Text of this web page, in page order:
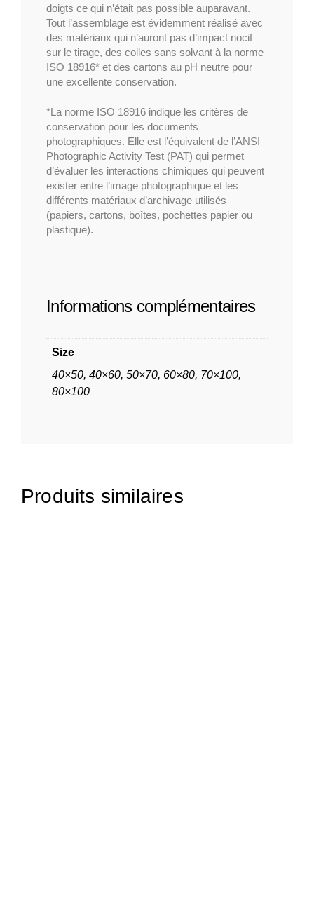
doigts ce qui n’était pas possible auparavant.
Tout l’assemblage est évidemment réalisé avec
des matériaux qui n’auront pas d’impact nocif
sur le tirage, des colles sans solvant à la norme
ISO 18916* et des cartons au pH neutre pour
une excellente conservation.
*La norme ISO 18916 indique les critères de
conservation pour les documents
photographiques. Elle est l’équivalent de l’ANSI
Photographic Activity Test (PAT) qui permet
d’évaluer les interactions chimiques qui peuvent
exister entre l’image photographique et les
différents matériaux d’archivage utilisés
(papiers, cartons, boîtes, pochettes papier ou
plastique).
Informations complémentaires
Size
40×50, 40×60, 50×70, 60×80, 70×100,
80×100
Produits similaires